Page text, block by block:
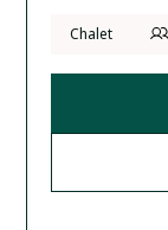
Chalet